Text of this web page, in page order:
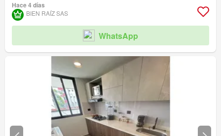
Hace 4 días
BIEN RAÍZ SAS
WhatsApp